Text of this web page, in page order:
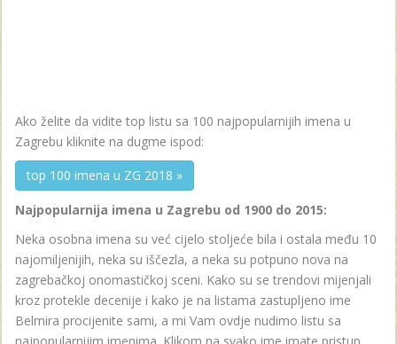
Ako želite da vidite top listu sa 100 najpopularnijih imena u
Zagrebu kliknite na dugme ispod:
top 100 imena u ZG 2018 »
Najpopularnija imena u Zagrebu od 1900 do 2015:
Neka osobna imena su već cijelo stoljeće bila i ostala među 10
najomiljenijih, neka su iščezla, a neka su potpuno nova na
zagrebačkoj onomastičkoj sceni. Kako su se trendovi mijenjali
kroz protekle decenije i kako je na listama zastupljeno ime
Belmira procijenite sami, a mi Vam ovdje nudimo listu sa
najpopularnijim imenima. Klikom na svako ime imate pristup